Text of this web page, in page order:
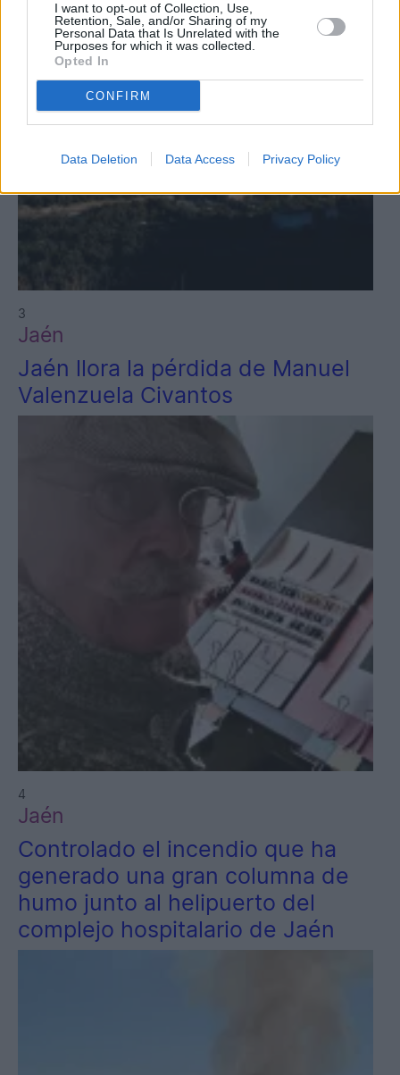
I want to opt-out of Collection, Use,
Retention, Sale, and/or Sharing of my
Personal Data that Is Unrelated with the
Purposes for which it was collected.
Opted In
CONFIRM
Data Deletion Data Access Privacy Policy
3
Jaén
Jaén llora la pérdida de Manuel
Valenzuela Civantos
4
Jaén
Controlado el incendio que ha
generado una gran columna de
humo junto al helipuerto del
complejo hospitalario de Jaén